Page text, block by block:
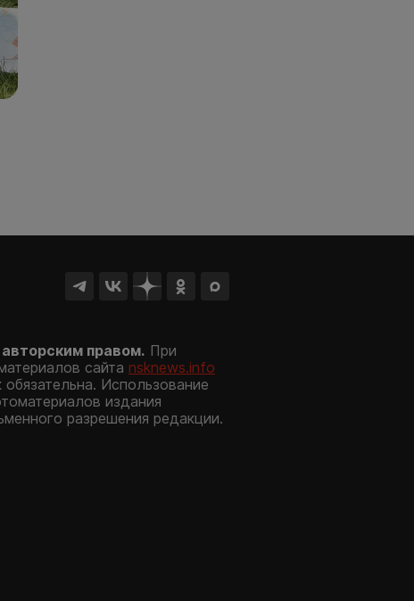
правом. При
сайта nsknews.info
Использование
издания
разрешения редакции.